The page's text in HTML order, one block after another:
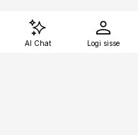
AI Chat Logi sisse